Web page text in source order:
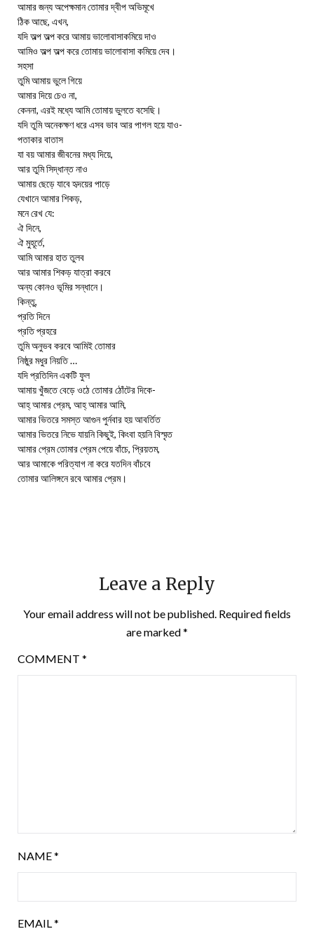
আমার জন্য অপেক্ষমান তোমার দ্বীপ অভিমূখে
ঠিক আছে, এখন,
যদি অল্প অল্প করে আমায় ভালোবাসাকমিয়ে দাও
আমিও অল্প অল্প করে তোমায় ভালোবাসা কমিয়ে দেব।
সহসা
তুমি আমায় ভুলে গিয়ে
আমার দিয়ে চেও না,
কেননা, এরই মধ্যে আমি তোমায় ভুলতে বসেছি।
যদি তুমি অনেকক্ষণ ধরে এসব ভাব আর পাগল হয়ে যাও-
পতাকার বাতাস
যা বয় আমার জীবনের মধ্য দিয়ে,
আর তুমি সিদ্ধান্ত নাও
আমায় ছেড়ে যাবে হৃদয়ের পাড়ে
যেখানে আমার শিকড়,
মনে রেখ যে:
ঐ দিনে,
ঐ মুহূর্তে,
আমি আমার হাত তুলব
আর আমার শিকড় যাত্রা করবে
অন্য কোনও ভূমির সন্ধানে।
কিন্তু,
প্রতি দিনে
প্রতি প্রহরে
তুমি অনুভব করবে আমিই তোমার
নিষ্ঠুর মধুর নিয়তি …
যদি প্রতিদিন একটি ফুল
আমায় খুঁজতে বেড়ে ওঠে তোমার ঠোঁটের দিকে-
আহ্ আমার প্রেম, আহ্ আমার আমি,
আমার ভিতরে সমস্ত আগুন পুর্নবার হয় আবর্তিত
আমার ভিতরে নিভে যায়নি কিছুই, কিংবা হয়নি বিস্মৃত
আমার প্রেম তোমার প্রেম পেয়ে বাঁচে, প্রিয়তম,
আর আমাকে পরিত্যাগ না করে যতদিন বাঁচবে
তোমার আলিঙ্গনে রবে আমার প্রেম।
Leave a Reply
Your email address will not be published. Required fields
are marked*
COMMENT *
NAME*
EMAIL*